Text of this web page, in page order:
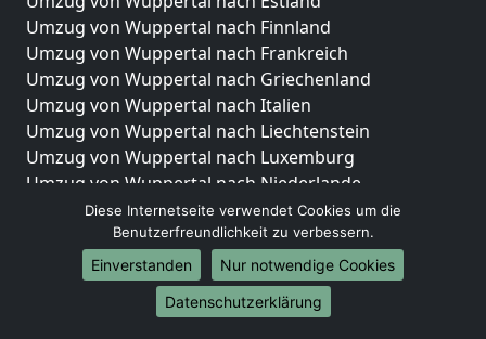
Umzug von Wuppertal nach Finnland
Umzug von Wuppertal nach Frankreich
Umzug von Wuppertal nach Griechenland
Umzug von Wuppertal nach Italien
Umzug von Wuppertal nach Liechtenstein
Umzug von Wuppertal nach Luxemburg
Umzug von Wuppertal nach Niederlande
Umzug von Wuppertal nach Norwegen
Umzüge-Deutschlandweit
Umzug von Wuppertal nach Berlin
Umzug von Wuppertal nach Hamburg
Diese Internetseite verwendet Cookies um die
Benutzerfreundlichkeit zu verbessern.
Einverstanden
Nur notwendige Cookies
Datenschutzerklärung